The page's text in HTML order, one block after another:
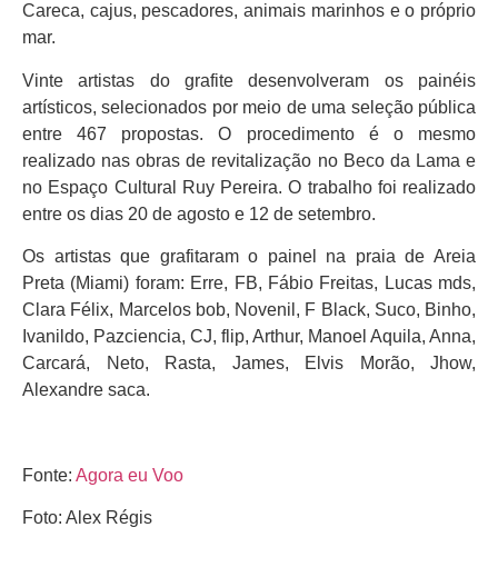
Careca, cajus, pescadores, animais marinhos e o próprio
mar.
Vinte artistas do grafite desenvolveram os painéis
artísticos, selecionados por meio de uma seleção pública
entre 467 propostas. O procedimento é o mesmo
realizado nas obras de revitalização no Beco da Lama e
no Espaço Cultural Ruy Pereira. O trabalho foi realizado
entre os dias 20 de agosto e 12 de setembro.
Os artistas que grafitaram o painel na praia de Areia
Preta (Miami) foram: Erre, FB, Fábio Freitas, Lucas mds,
Clara Félix, Marcelos bob, Novenil, F Black, Suco, Binho,
Ivanildo, Pazciencia, CJ, flip, Arthur, Manoel Aquila, Anna,
Carcará, Neto, Rasta, James, Elvis Morão, Jhow,
Alexandre saca.
Fonte: Agora eu Voo
Foto: Alex Régis